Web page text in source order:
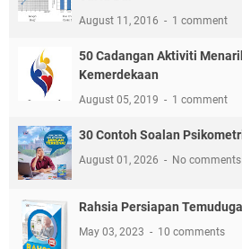
August 11, 2016 1 comment
50 Cadangan Aktiviti
Kemerdekaan
August 05, 2019 1 comment
30 Contoh Soalan
August 01, 2026 No comments
Rahsia Persiapan
May 03, 2023 10 comments